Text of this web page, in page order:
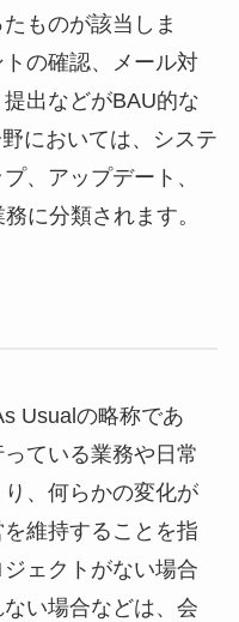
ものが該当しま
の確認、メール対
出などがBAU的な
においては、システ
、アップデート、
に分類されます。
Usualの略称であ
ている業務や日常
、何らかの変化が
維持することを指
ェクトがない場合
い場合などは、会